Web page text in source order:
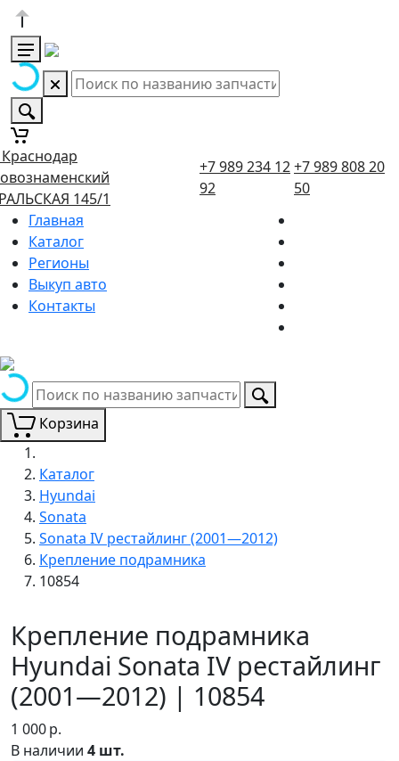
Краснодар
145/1
+7 989 234 12
92
+7 989 808 20
50
Главная
Каталог
Регионы
Выкуп авто
Контакты
Корзина
Каталог
Hyundai
Sonata
Sonata IV рестайлинг (2001—2012)
Крепление подрамника
10854
Крепление подрамника
Hyundai Sonata IV рестайлинг
(2001—2012) | 10854
1 000р.
В наличии 4 шт.